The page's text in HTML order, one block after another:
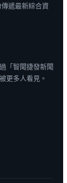
傳遞最新綜合資
「智聞捷發新聞
更多人看見。